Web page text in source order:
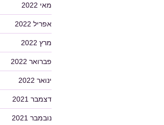
מאי 2022
אפריל 2022
מרץ 2022
פברואר 2022
ינואר 2022
דצמבר 2021
נובמבר 2021